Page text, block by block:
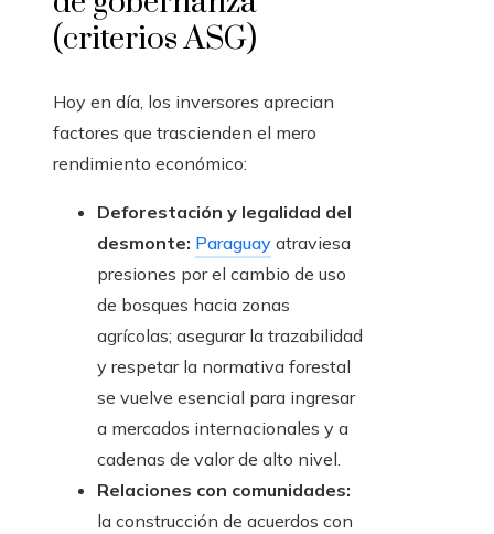
(criterios ASG)
Hoy en día, los inversores aprecian
factores que trascienden el mero
rendimiento económico:
Deforestación y legalidad del
desmonte: Paraguay atraviesa
presiones por el cambio de uso
de bosques hacia zonas
agrícolas; asegurar la trazabilidad
y respetar la normativa forestal
se vuelve esencial para ingresar
a mercados internacionales y a
cadenas de valor de alto nivel.
Relaciones con comunidades:
la construcción de acuerdos con